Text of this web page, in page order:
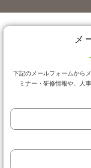
メ
下記のメールフォームから
ミナー・研修情報や、人